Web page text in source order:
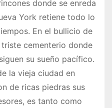
donde se enreda
York retiene todo lo
En el bullicio de
cementerio donde
su sueño pacífico.
la vieja ciudad en
de ricas piedras sus
es tanto como